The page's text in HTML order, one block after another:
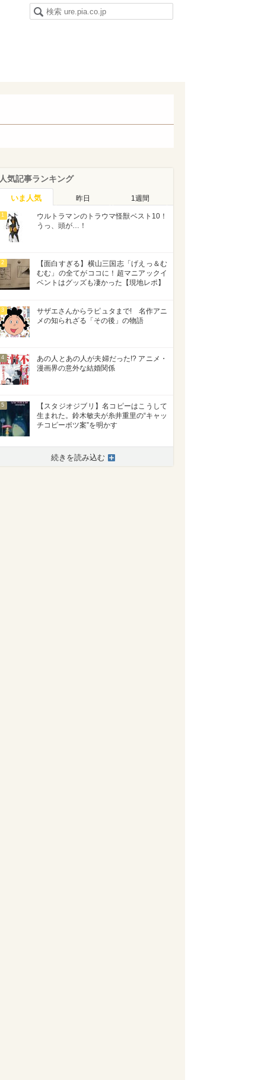
人気記事ランキング
いま人気 昨日 1週間
1
ウルトラマンのトラウマ怪獣ベスト10！
うっ、頭が…！
2
【面白すぎる】横山三国志「げえっ＆む
むむ」の全てがココに！超マニアックイ
ベントはグッズも凄かった【現地レポ】
3
サザエさんからラピュタまで! 名作アニ
メの知られざる「その後」の物語
4
あの人とあの人が夫婦だった!? アニメ・
漫画界の意外な結婚関係
5
【スタジオジブリ】名コピーはこうして
生まれた。鈴木敏夫が糸井重里の“キャッ
チコピーボツ案”を明かす
続きを読み込む